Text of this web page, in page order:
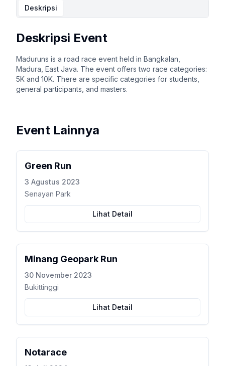
Deskripsi
Deskripsi Event
Maduruns is a road race event held in Bangkalan,
Madura, East Java. The event offers two race categories:
5K and 10K. There are specific categories for students,
general participants, and masters.
Event Lainnya
Green Run
3 Agustus 2023
Senayan Park
Lihat Detail
Minang Geopark Run
30 November 2023
Bukittinggi
Lihat Detail
Notarace